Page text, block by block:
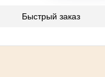
Быстрый заказ